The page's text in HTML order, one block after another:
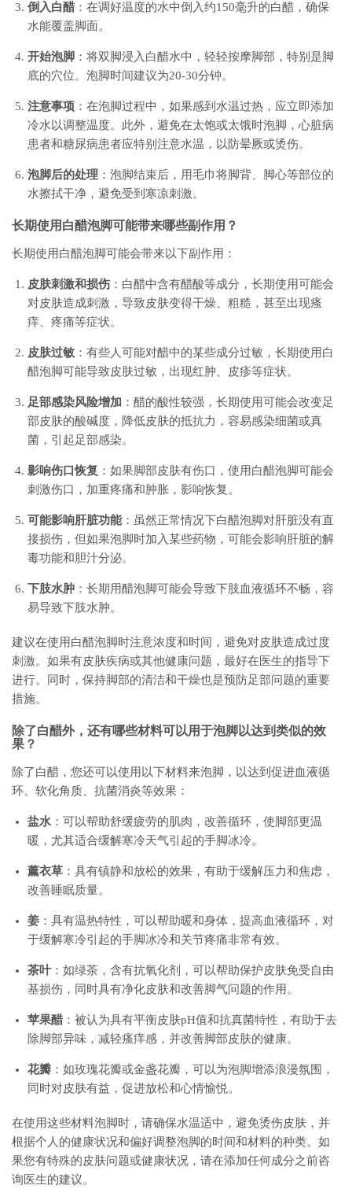
倒入白醋：在调好温度的水中倒入约150毫升的白醋，确保
水能覆盖脚面。
开始泡脚 ：将双脚浸入白醋水中，轻轻按摩脚部，特别是脚
底的穴位。泡脚时间建议为20-30分钟。
注意事项 ：在泡脚过程中，如果感到水温过热，应立即添加
冷水以调整温度。此外，避免在太饱或太饿时泡脚，心脏病
患者和糖尿病患者应特别注意水温，以防晕厥或烫伤。
泡脚后的处理 ：泡脚结束后，用毛巾将脚背、脚心等部位的
水擦拭干净，避免受到寒凉刺激。
长期使用白醋泡脚可能带来哪些副作用？
长期使用白醋泡脚可能会带来以下副作用：
皮肤刺激和损伤 ：白醋中含有醋酸等成分，长期使用可能会
对皮肤造成刺激，导致皮肤变得干燥、粗糙，甚至出现瘙
痒、疼痛等症状。
皮肤过敏 ：有些人可能对醋中的某些成分过敏，长期使用白
醋泡脚可能导致皮肤过敏，出现红肿、皮疹等症状。
足部感染风险增加 ：醋的酸性较强，长期使用可能会改变足
部皮肤的酸碱度，降低皮肤的抵抗力，容易感染细菌或真
菌，引起足部感染。
影响伤口恢复 ：如果脚部皮肤有伤口，使用白醋泡脚可能会
刺激伤口，加重疼痛和肿胀，影响恢复。
可能影响肝脏功能：虽然正常情况下白醋泡脚对肝脏没有直
接损伤，但如果泡脚时加入某些药物，可能会影响肝脏的解
毒功能和胆汁分泌。
下肢水肿 ：长期用醋泡脚可能会导致下肢血液循环不畅，容
易导致下肢水肿。
建议在使用白醋泡脚时注意浓度和时间，避免对皮肤造成过度
刺激。如果有皮肤疾病或其他健康问题，最好在医生的指导下
进行。同时，保持脚部的清洁和干燥也是预防足部问题的重要
措施。
除了白醋外，还有哪些材料可以用于泡脚以达到类似的效
果？
除了白醋，您还可以使用以下材料来泡脚，以达到促进血液循
环、软化角质、抗菌消炎等效果：
盐水 ：可以帮助舒缓疲劳的肌肉，改善循环，使脚部更温
暖，尤其适合缓解寒冷天气引起的手脚冰冷。
薰衣草 ：具有镇静和放松的效果，有助于缓解压力和焦虑，
改善睡眠质量。
姜 ：具有温热特性，可以帮助暖和身体，提高血液循环，对
于缓解寒冷引起的手脚冰冷和关节疼痛非常有效。
茶叶：如绿茶，含有抗氧化剂，可以帮助保护皮肤免受自由
基损伤，同时具有净化皮肤和改善脚气问题的作用。
苹果醋：被认为具有平衡皮肤pH值和抗真菌特性，有助于去
除脚部异味，减轻瘙痒感，并改善脚部皮肤的健康。
花瓣 ：如玫瑰花瓣或金盏花瓣，可以为泡脚增添浪漫氛围，
同时对皮肤有益，促进放松和心情愉悦。
在使用这些材料泡脚时，请确保水温适中，避免烫伤皮肤，并
根据个人的健康状况和偏好调整泡脚的时间和材料的种类。如
果您有特殊的皮肤问题或健康状况，请在添加任何成分之前咨
询医生的建议。